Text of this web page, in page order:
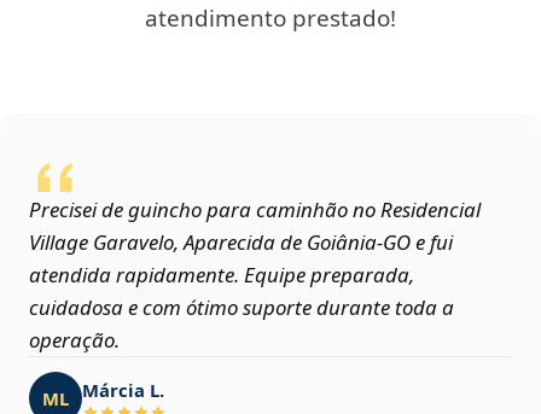
atendimento prestado!
Precisei de guincho para caminhão no Residencial
Village Garavelo, Aparecida de Goiânia‑GO e fui
atendida rapidamente. Equipe preparada,
cuidadosa e com ótimo suporte durante toda a
operação.
ML Márcia L.